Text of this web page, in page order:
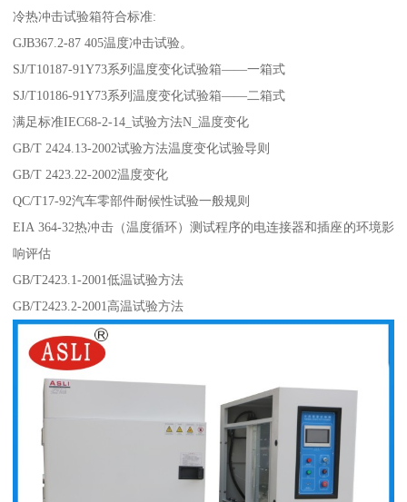
冷热冲击试验箱符合标准:
GJB367.2-87 405温度冲击试验。
SJ/T10187-91Y73系列温度变化试验箱——一箱式
SJ/T10186-91Y73系列温度变化试验箱——二箱式
满足标准IEC68-2-14_试验方法N_温度变化
GB/T 2424.13-2002试验方法温度变化试验导则
GB/T 2423.22-2002温度变化
QC/T17-92汽车零部件耐候性试验一般规则
EIA 364-32热冲击（温度循环）测试程序的电连接器和插座的环境影
响评估
GB/T2423.1-2001低温试验方法
GB/T2423.2-2001高温试验方法